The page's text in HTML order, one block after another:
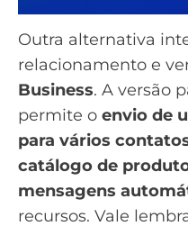
Outra alternativa
relacionamento e
Business. A versão
permite o envio de
para vários
catálogo de
mensagens
recursos. Vale